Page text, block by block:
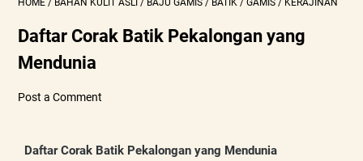
HOME / BAHAN KULIT ASLI / BAJU GAMIS / BATIK / GAMIS / KERAJINAN
Daftar Corak Batik Pekalongan yang
Mendunia
Post a Comment
Daftar Corak Batik Pekalongan yang Mendunia